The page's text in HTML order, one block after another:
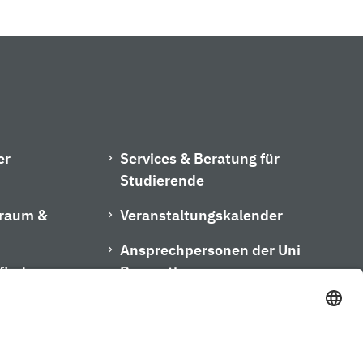
&
Services & Beratung für
Studierende
Veranstaltungskalender
Ansprechpersonen der Uni
Bayreuth